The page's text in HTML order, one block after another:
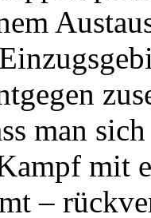
man
mit
–